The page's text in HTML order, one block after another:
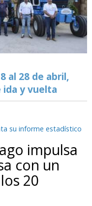
al 28 de abril,
ida y vuelta
su informe estadístico
impulsa
con un
20